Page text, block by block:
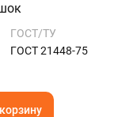
ГОСТ/ТУ
ГОСТ 21448-75